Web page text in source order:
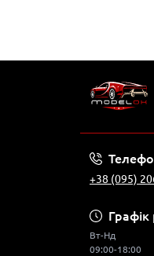
+38 (095)
Вт-Нд
09:00-18:00